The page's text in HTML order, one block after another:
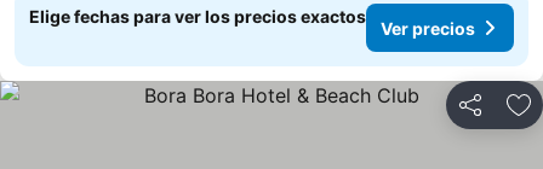
Elige fechas para ver los precios exactos
Ver precios
Compartir